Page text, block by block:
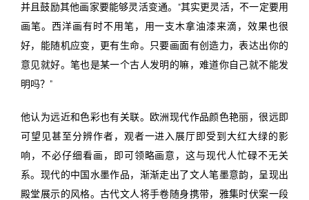
并且鼓励其他画家要能够灵活变通。“其实更灵活，不一定要用
画笔。西洋画有时不用笔，用一支木拿油漆来滴，效果也很
好，能随机应变，更有生命。只要画面有创造力，表达出你的
意见就好。笔也是某一个古人发明的嘛，难道你自己就不能发
明吗？”
他认为远近和色彩也有关联。欧洲现代作品颜色艳丽，很远即
可望见甚至分辨作者，观者一进入展厅即受到大红大绿的影
响，不必仔细看画，即可领略画意，这与现代人忙碌不无关
系。现代的中国水墨作品，渐渐走出了文人笔墨意韵，呈现出
殿堂展示的风格。古代文人将手卷随身携带，雅集时伏案一段